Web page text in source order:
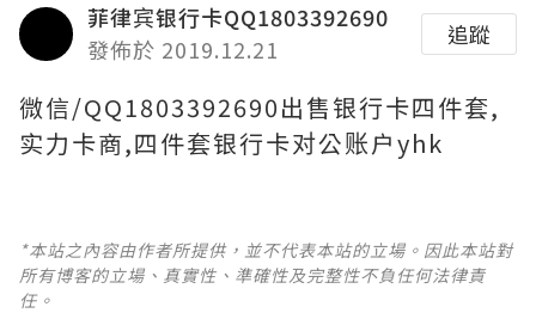
菲律宾银行卡QQ1803392690
發佈於 2019.12.21
追蹤
微信/QQ1803392690出售银行卡四件套,
实力卡商,四件套银行卡对公账户yhk
*本站之內容由作者所提供，並不代表本站的立場。因此本站對
所有博客的立場、真實性、準確性及完整性不負任何法律責
任。